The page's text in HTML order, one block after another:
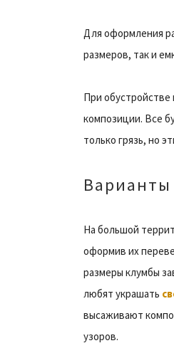
Для оформления
размеров, так и
При обустройстве
композиции. Все
только грязь, но
На большой
оформив их
размеры клумбы
любят украшать
высаживают
узоров.